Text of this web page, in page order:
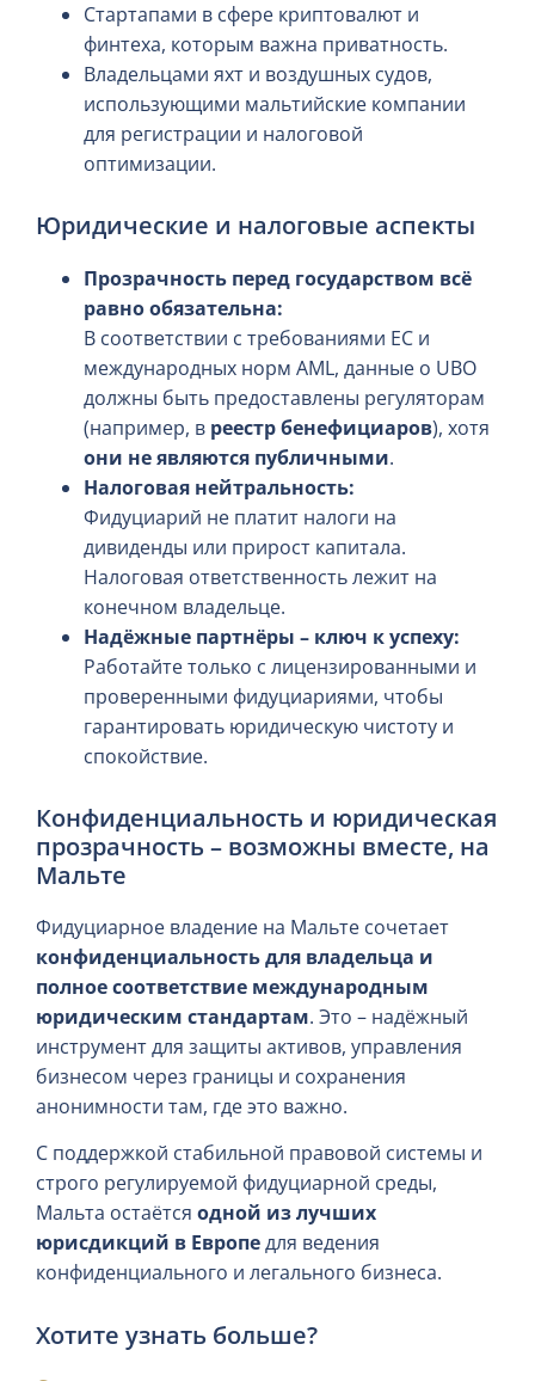
Стартапами в сфере криптовалют и
финтеха, которым важна приватность.
Владельцами яхт и воздушных судов,
использующими мальтийские компании
для регистрации и налоговой
оптимизации.
Юридические и налоговые аспекты
Прозрачность перед государством всё
равно обязательна:
В соответствии с требованиями ЕС и
международных норм AML, данные о UBO
должны быть предоставлены регуляторам
(например, в реестр бенефициаров), хотя
они не являются публичными.
Налоговая нейтральность:
Фидуциарий не платит налоги на
дивиденды или прирост капитала.
Налоговая ответственность лежит на
конечном владельце.
Надёжные партнёры – ключ к успеху:
Работайте только с лицензированными и
проверенными фидуциариями, чтобы
гарантировать юридическую чистоту и
спокойствие.
Конфиденциальность и юридическая
прозрачность – возможны вместе, на
Мальте
Фидуциарное владение на Мальте сочетает
конфиденциальность для владельца и
полное соответствие международным
юридическим стандартам. Это – надёжный
инструмент для защиты активов, управления
бизнесом через границы и сохранения
анонимности там, где это важно.
С поддержкой стабильной правовой системы и
строго регулируемой фидуциарной среды,
Мальта остаётся одной из лучших
юрисдикций в Европедля ведения
конфиденциального и легального бизнеса.
Хотите узнать больше?